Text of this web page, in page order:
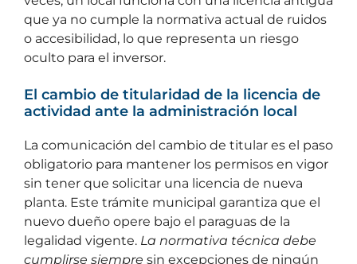
que ya no cumple la normativa actual de ruidos
o accesibilidad, lo que representa un riesgo
oculto para el inversor.
El cambio de titularidad de la licencia de
actividad ante la administración local
La comunicación del cambio de titular es el paso
obligatorio para mantener los permisos en vigor
sin tener que solicitar una licencia de nueva
planta. Este trámite municipal garantiza que el
nuevo dueño opere bajo el paraguas de la
legalidad vigente. La normativa técnica debe
cumplirse siempre sin excepciones de ningún